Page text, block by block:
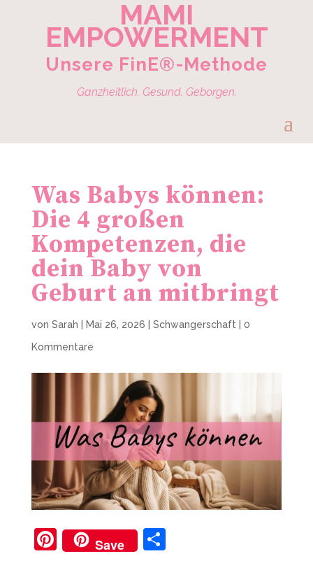
MAMI
EMPOWERMENT
Unsere FinE®-Methode
Ganzheitlich. Gesund. Geborgen.
Was Babys können:
Die 4 großen
Kompetenzen, die
dein Baby von
Geburt an mitbringt
von Sarah Mai 26, 2026 Schwangerschaft
0
Kommentare
Pi
Save
T